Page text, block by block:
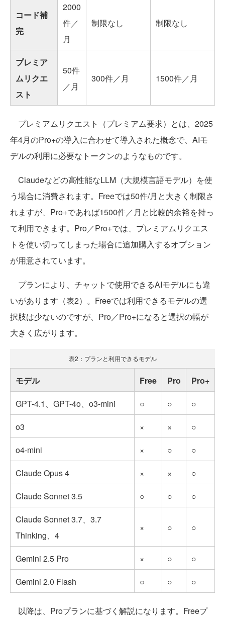
コード補
完
2000
件／
月
制限なし 制限なし
プレミア
ムリクエ
スト
50件
／月
300件／月 1500件／月
プレミアムリクエスト（プレミアム要求）とは、2025
年4月のPro+の導入に合わせて導入された概念で、AIモ
デルの利用に必要なトークンのようなものです。
Claudeなどの高性能なLLM（大規模言語モデル）を使
う場合に消費されます。Freeでは50件/月と大きく制限さ
れますが、Pro+であれば1500件／月と比較的余裕を持っ
て利用できます。Pro／Pro+では、プレミアムリクエス
トを使い切ってしまった場合に追加購入するオプション
が用意されています。
プランにより、チャットで使用できるAIモデルにも違
いがあります（表2）。Freeでは利用できるモデルの選
択肢は少ないのですが、Pro／Pro+になると選択の幅が
大きく広がります。
表2：プランと利用できるモデル
モデル Free Pro
Pro+
GPT-4.1、GPT-4o、o3-mini
○ ○
○
o3
× ×
○
o4-mini
× ○
○
Claude Opus 4
× ×
○
Claude Sonnet 3.5
○ ○
○
Claude Sonnet 3.7、3.7
Thinking、4
× ○ ○
Gemini 2.5 Pro × ○
○
Gemini 2.0 Flash
○ ○ ○
以降は、Proプランに基づく解説になります。Freeプ